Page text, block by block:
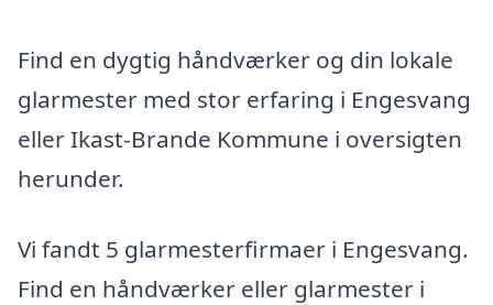
Find en dygtig håndværker og din lokale
glarmester med stor erfaring i Engesvang
eller Ikast-Brande Kommune i oversigten
herunder.
Vi fandt 5 glarmesterfirmaer i Engesvang.
Find en håndværker eller glarmester i